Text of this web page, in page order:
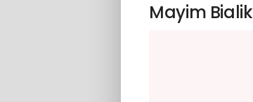
Mayim Bialik